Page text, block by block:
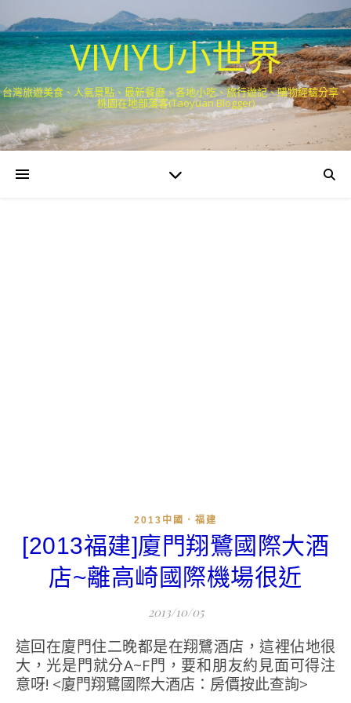
VIVIYU小世界
台灣旅遊美食、人氣景點、最新餐廳、各地小吃、旅行遊記、購物經驗分享．
桃園在地部落客(Taoyuan Blogger)
2013中國．福建
[2013福建]廈門翔鷺國際大酒
店~離高崎國際機場很近
2013/10/05
這回在廈門住二晚都是在翔鷺酒店，這裡佔地很
大，光是門就分A~F門，要和朋友約見面可得注
意呀! <廈門翔鷺國際大酒店：房價按此查詢>